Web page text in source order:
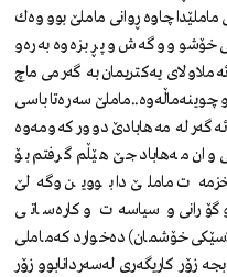
چاوه‌ ڕوانی ماملێ‌ بوو وه‌ك
خۆشو و وگه‌ش و پڕ بزه‌وه‌ به‌ره‌و
لای یه‌كتریمان به‌ گه‌رمی ماچ
چوینه‌ماڵه‌وه‌..ماملێ‌ سه‌ره‌تا باسی
له‌ مه‌هابادێ‌ دوور كه‌ومه‌وه‌
وان مه‌هاباد جێ‌ هێڵم گرفتم بۆ
ماملێ‌ دا بووین وگه‌لێ‌
گۆرانی و سیاسه‌ت و كاره‌ساتی
خۆشمان) ده‌خوارد كه‌ماملی
زۆر كاریگه‌ری له‌سه‌ردانابوو زۆر